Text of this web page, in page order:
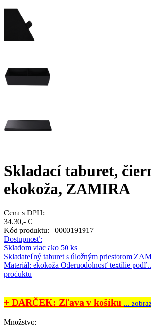
Skladací taburet,
ekokoža, ZAMIRA
Cena s DPH:
34.30,- €
Kód produktu: 0000191917
Dostupnosť:
Skladom viac ako 50 ks
Skladateľný taburet s úložným priestorom
Materiál: ekokoža Oderuodolnosť textílie
produktu
+ DARČEK: Zľava v košíku ...
Množstvo: